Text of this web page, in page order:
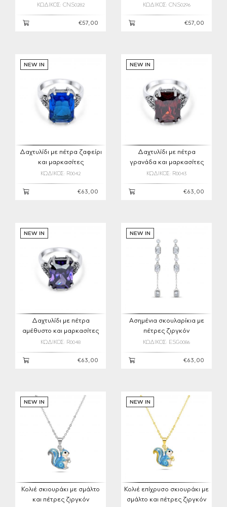
ΚΩΔΙΚΟΣ: CNS0282
€57,00
ΚΩΔΙΚΟΣ: CNS0296
€57,00
NEW IN
Δαχτυλίδι με πέτρα ζαφείρι
και μαρκασίτες
ΚΩΔΙΚΟΣ: R0042
€63,00
NEW IN
Δαχτυλίδι με πέτρα
γρανάδα και μαρκασίτες
ΚΩΔΙΚΟΣ: R0043
€63,00
NEW IN
Δαχτυλίδι με πέτρα
αμέθυστο και μαρκασίτες
ΚΩΔΙΚΟΣ: R0048
€63,00
NEW IN
Ασημένια σκουλαρίκια με
πέτρες ζιργκόν
ΚΩΔΙΚΟΣ: ESG0086
€63,00
NEW IN
Κολιέ σκιουράκι με σμάλτο
και πέτρες ζιργκόν
NEW IN
Κολιέ επίχρυσο σκιουράκι με
σμάλτο και πέτρες ζιργκόν